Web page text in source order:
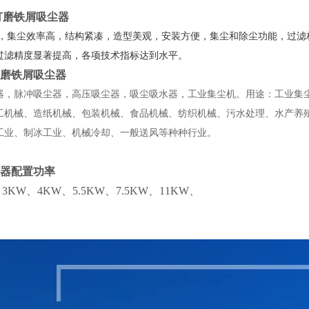
磨铁屑吸尘器
集尘效率高，结构紧凑，造型美观，安装方便，集尘和除尘功能，过
滤精度显著提高，各项技术指标达到水平。
铁屑吸尘器
，脉冲吸尘器，高压吸尘器，吸尘吸水器，工业集尘机。用途：工业
机械、造纸机械、包装机械、食品机械、纺织机械、污水处理、水产
业、制冰工业、机械冷却、一般送风等种种行业。
配置功率
、4KW、5.5KW、7.5KW、11KW、